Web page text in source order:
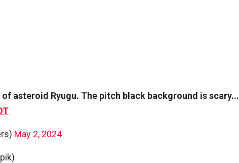
asteroid Ryugu. The pitch black background is scary...
May 2, 2024